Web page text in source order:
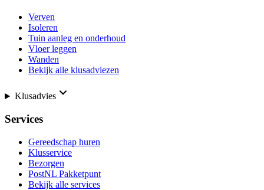
Verven
Isoleren
Tuin aanleg en onderhoud
Vloer leggen
Wanden
Bekijk alle klusadviezen
Klusadvies
Services
Gereedschap huren
Klusservice
Bezorgen
PostNL Pakketpunt
Bekijk alle services